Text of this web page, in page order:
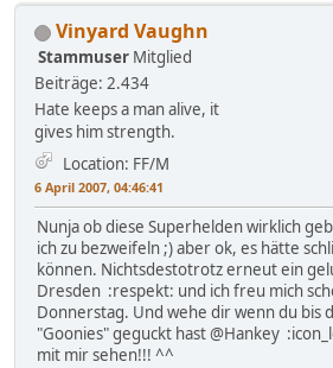
Vinyard Vaughn
Stammuser Mitglied
Beiträge: 2.434
Hate keeps a man alive, it
gives him strength.
Location: FF/M
6 April 2007, 04:46:41
Nunja ob diese Superhelden wirklich
ich zu bezweifeln ;) aber ok, es hätte
können. Nichtsdestotrotz erneut ein
Dresden :respekt: und ich freu mich
Donnerstag. Und wehe dir wenn du bis
"Goonies" geguckt hast @Hankey
mit mir sehen!!! ^^